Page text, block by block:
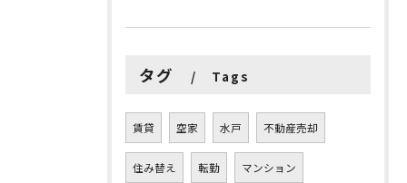
タグ Tags
賃貸 空家 水戸 不動産売却
住み替え 転勤 マンション